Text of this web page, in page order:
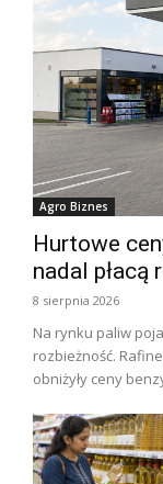
Agro Biznes
Hurtowe
nadal płacą
8 sierpnia 2026
Na rynku paliw
rozbieżność.
obniżyły ceny